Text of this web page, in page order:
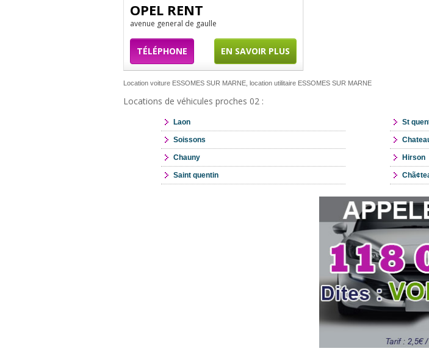
OPEL RENT
avenue general de gaulle
TÉLÉPHONE EN SAVOIR PLUS
Location voiture ESSOMES SUR MARNE, location utilitaire ESSOMES SUR MARNE
Locations de véhicules proches 02 :
Laon St
Soissons
Chauny Hirson
Saint quentin